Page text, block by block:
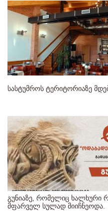
სასტუმროს ტერიტორიაზე
გუნიაზე, რომელიც ხალხური
მფარველ სულად მიიჩნეოდა.